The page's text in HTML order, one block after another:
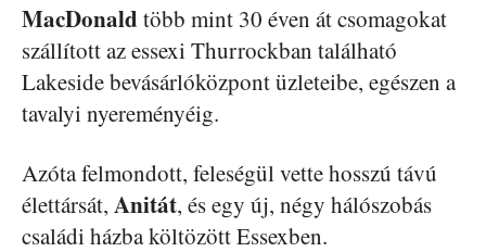
MacDonald több mint 30 éven át csomagokat
szállított az essexi Thurrockban található
Lakeside bevásárlóközpont üzleteibe, egészen a
tavalyi nyereményéig.
Azóta felmondott, feleségül vette hosszú távú
élettársát, Anitát, és egy új, négy hálószobás
családi házba költözött Essexben.